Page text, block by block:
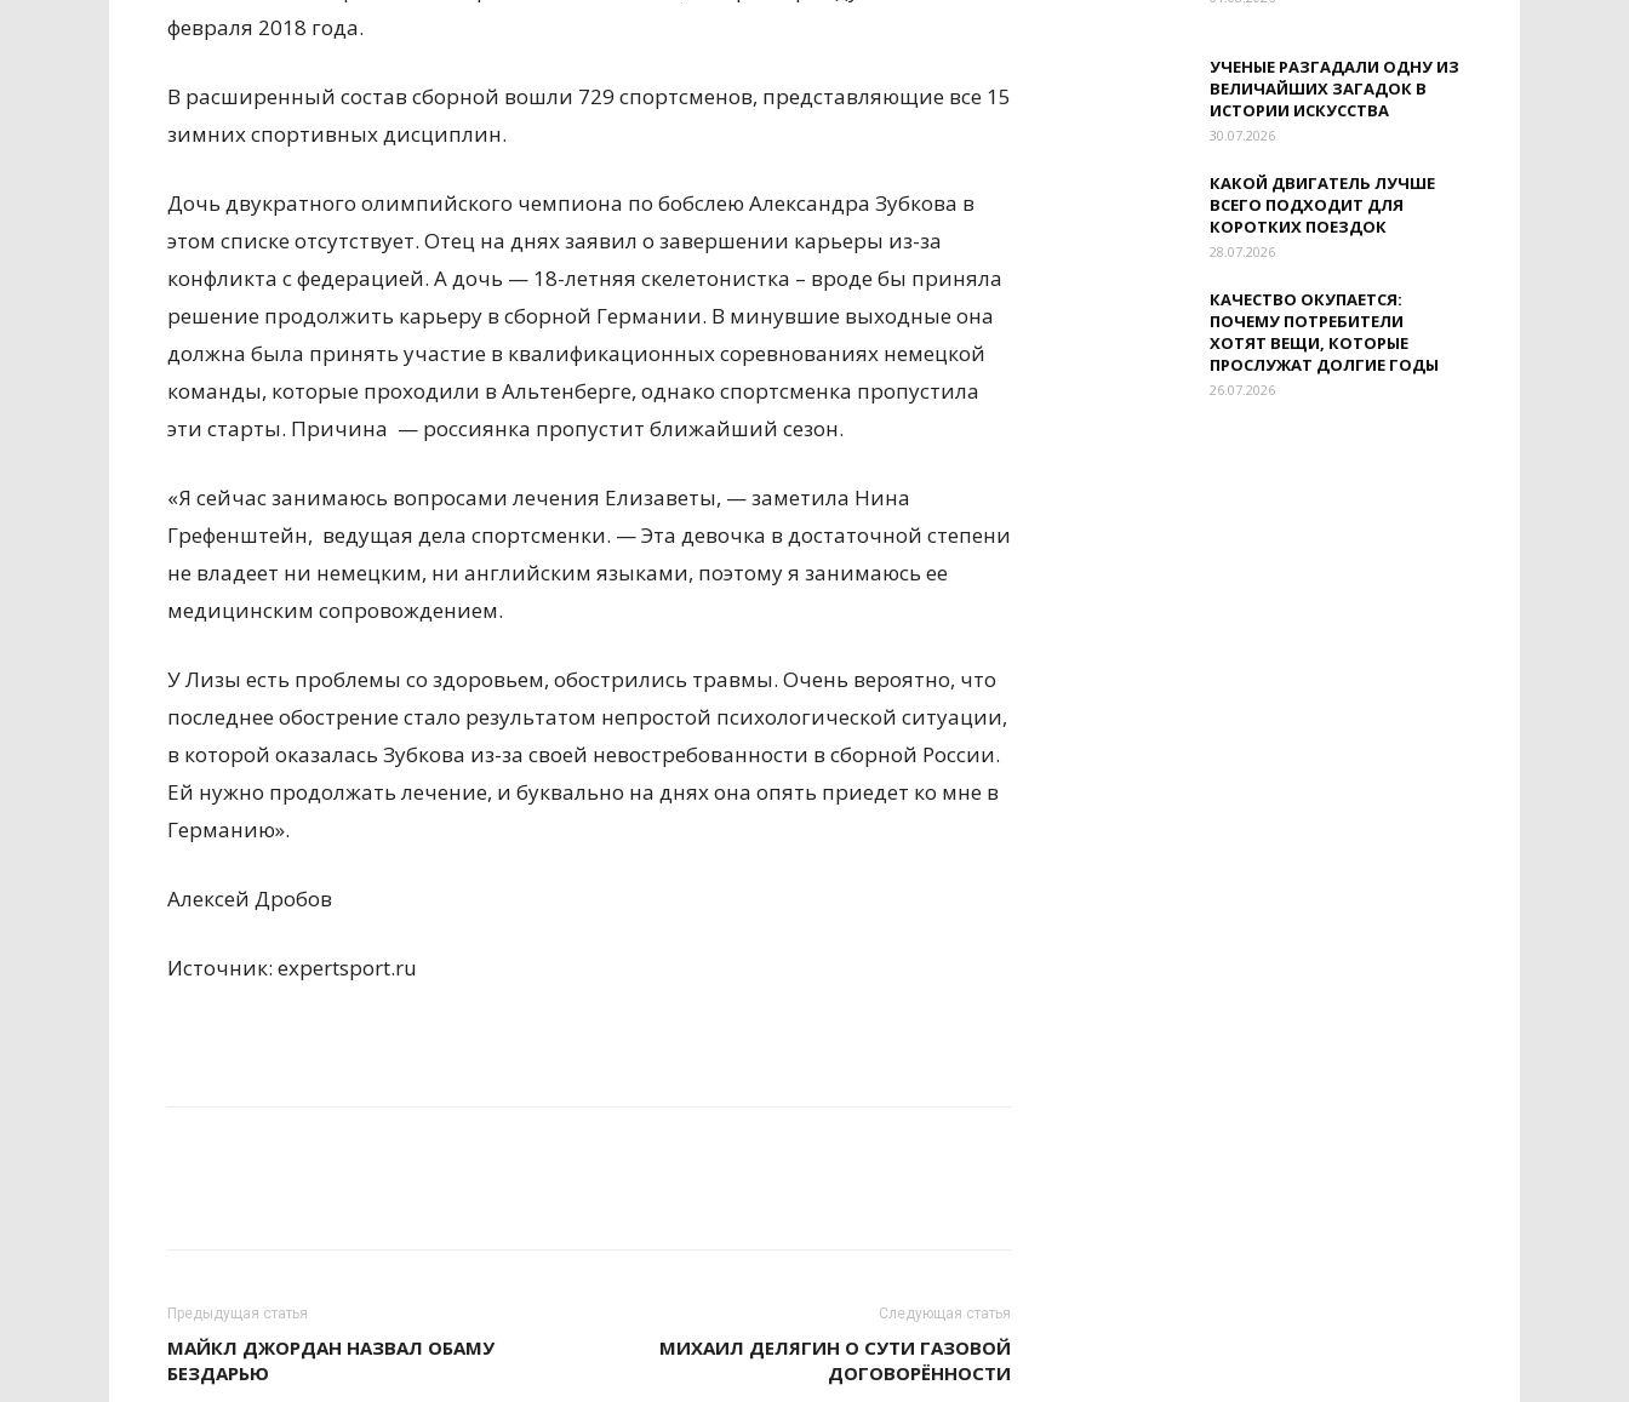
февраля 2018 года.
В расширенный состав сборной вошли 729 спортсменов, представляющие все 15
зимних спортивных дисциплин.
Дочь двукратного олимпийского чемпиона по бобслею Александра Зубкова в
этом списке отсутствует. Отец на днях заявил о завершении карьеры из-за
конфликта с федерацией. А дочь — 18-летняя скелетонистка – вроде бы приняла
решение продолжить карьеру в сборной Германии. В минувшие выходные она
должна была принять участие в квалификационных соревнованиях немецкой
команды, которые проходили в Альтенберге, однако спортсменка пропустила
эти старты. Причина — россиянка пропустит ближайший сезон.
«Я сейчас занимаюсь вопросами лечения Елизаветы, — заметила Нина
Грефенштейн, ведущая дела спортсменки. — Эта девочка в достаточной степени
не владеет ни немецким, ни английским языками, поэтому я занимаюсь ее
медицинским сопровождением.
У Лизы есть проблемы со здоровьем, обострились травмы. Очень вероятно, что
последнее обострение стало результатом непростой психологической ситуации,
в которой оказалась Зубкова из-за своей невостребованности в сборной России.
Ей нужно продолжать лечение, и буквально на днях она опять приедет ко мне в
Германию».
Алексей Дробов
Источник: expertsport.ru
Предыдущая статья
МАЙКЛ ДЖОРДАН НАЗВАЛ ОБАМУ
БЕЗДАРЬЮ
Следующая статья
МИХАИЛ ДЕЛЯГИН О СУТИ ГАЗОВОЙ
ДОГОВОРЁННОСТИ
УЧЕНЫЕ РАЗГАДАЛИ ОДНУ ИЗ
ВЕЛИЧАЙШИХ ЗАГАДОК В
ИСТОРИИ ИСКУССТВА
30.07.2026
КАКОЙ ДВИГАТЕЛЬ ЛУЧШЕ
ВСЕГО ПОДХОДИТ ДЛЯ
КОРОТКИХ ПОЕЗДОК
28.07.2026
КАЧЕСТВО ОКУПАЕТСЯ:
ПОЧЕМУ ПОТРЕБИТЕЛИ
ХОТЯТ ВЕЩИ, КОТОРЫЕ
ПРОСЛУЖАТ ДОЛГИЕ ГОДЫ
26.07.2026